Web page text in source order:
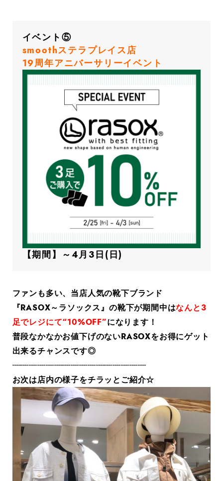
イベント⑤
smoothステラプレイス店
19周年アニバーサリーイベント
【期間】～4月3日(日)
ファンも多い、当店人気の靴下ブランド
『RASOX～ラソックス』の靴下が期間中はなんと3
足でレジにて“10%OFF”になります！
普段なかなかお値下げのないRASOXをお得にゲット
出来るチャンスです◎
┈┈┈┈┈┈┈┈┈┈┈┈┈┈┈┈
お次は店内の様子をチラッとご紹介☆